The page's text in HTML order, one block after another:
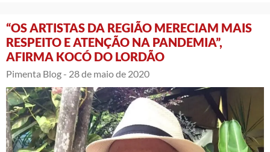
“OS ARTISTAS DA REGIÃO MERECIAM MAIS
RESPEITO E ATENÇÃO NA PANDEMIA”,
AFIRMA KOCÓ DO LORDÃO
Pimenta Blog - 28 de maio de 2020